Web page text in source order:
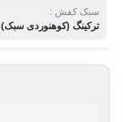
سبک کفش :
ترکینگ (کوهنوردی سبک)